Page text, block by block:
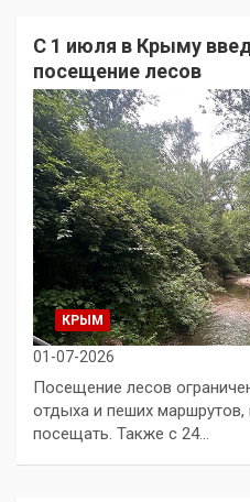
С 1 июля в Крыму
посещение лесов
КРЫМ
01-07-2026
Посещение лесов
отдыха и пеших
посещать. Также с 24…